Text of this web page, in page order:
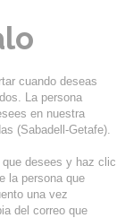
cuando deseas
La persona
en nuestra
(Sabadell-Getafe).
desees y haz clic
la persona que
una vez
del correo que